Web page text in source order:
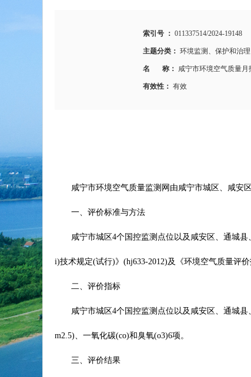
索引号 ： 011337514/2024-19148
主题分类： 环境监测、保护和治理
名 称： 咸宁市环境空气质量月
有效性： 有效
咸宁市环境空气质量监测网由咸宁市城区、咸安
一、评价标准与方法
咸宁市城区4个国控监测点位以及咸安区、通城
i)技术规定(试行)》(hj633-2012)及《环境空气质量评
二、评价指标
咸宁市城区4个国控监测点位以及咸安区、通城
m2.5)、一氧化碳(co)和臭氧(o3)6项。
三、评价结果